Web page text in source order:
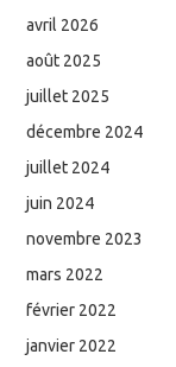
avril 2026
août 2025
juillet 2025
décembre 2024
juillet 2024
juin 2024
novembre 2023
mars 2022
février 2022
janvier 2022